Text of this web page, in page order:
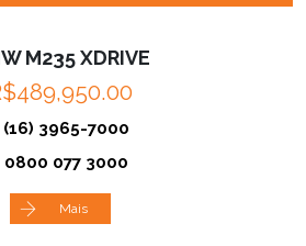
M235 XDRIVE
(16) 3965-7000
0800 077 3000
Mais